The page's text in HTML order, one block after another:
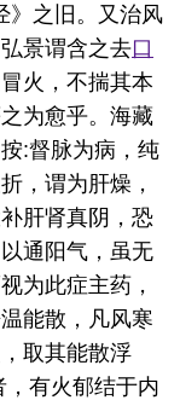
》之旧。又治风
景谓含之去口
火，不揣其本
为愈乎。海藏
:督脉为病，纯
，谓为肝燥，
肝肾真阴，恐
通阳气，虽无
为此症主药，
能散，凡风寒
取其能散浮
有火郁结于内